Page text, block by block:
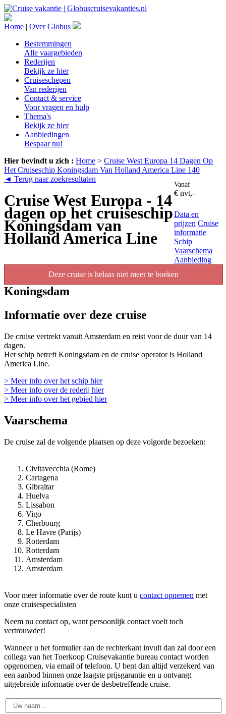
Home | Over Globus
Bestemmingen
Alle vaargebieden
Rederijen
Bekijk ze hier
Cruiseschepen
Van rederijen
Contact & service
Voor vragen en hulp
Thema's
Bekijk ze hier
Aanbiedingen
Bespaar nu!
Hier bevindt u zich : Home > Cruise West Europa 14 Dagen Op
Het Cruiseschip Koningsdam Van Holland America Line 140
◄ Terug naar zoekresultaten
Cruise West Europa - 14
dagen op het cruiseschip
Koningsdam van
Holland America Line
Vanaf
€ nvt,-
Data en
prijzen Cruise
informatie
Schip
Vaarschema
Aanbieding
Deze cruise is helaas niet meer te boeken
Koningsdam
Informatie over deze cruise
De cruise vertrekt vanuit Amsterdam en reist voor de duur van 14
dagen.
Het schip betreft Koningsdam en de cruise operator is Holland
America Line.
> Meer info over het schip hier
> Meer info over de rederij hier
> Meer info over het gebied hier
Vaarschema
De cruise zal de volgende plaatsen op deze volgorde bezoeken:
Civitavecchia (Rome)
Cartagena
Gibraltar
Huelva
Lissabon
Vigo
Cherbourg
Le Havre (Parijs)
Rotterdam
Rotterdam
Amsterdam
Amsterdam
Voor meer informatie over de route kunt u contact opnemen met
onze cruisespecialisten
Neem nu contact op, want persoonlijk contact voelt toch
vertrouwder!
Wanneer u het formulier aan de rechterkant invult dan zal door een
collega van het Toerkoop Cruisevakantie bureau contact worden
opgenomen, via email of telefoon. U bent dan altijd verzekerd van
een aanbod binnen onze laagste prijsgarantie en u ontvangt
uitgebreide informatie over de desbetreffende cruise.